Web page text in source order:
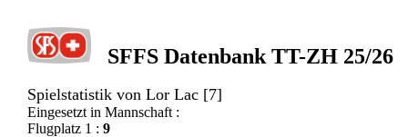
SFFS Datenbank TT-ZH 25/26
Spielstatistik von Lor Lac [7]
Eingesetzt in Mannschaft :
Flugplatz 1 : 9